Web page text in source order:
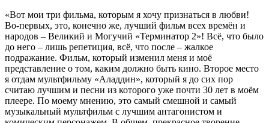
«Вот мои три фильма, которым я хочу признаться в любви!
Во-первых, это, конечно же, лучший фильм всех времён и
народов – Великий и Могучий «Терминатор 2»! Всё, что было
до него – лишь репетиция, всё, что после – жалкое
подражание. Фильм, который изменил меня и моё
представление о том, каким должно быть кино. Второе место
я отдам мультфильму «Аладдин», который я до сих пор
считаю лучшим и песни из которого уже почти 30 лет в моём
плеере. По моему мнению, это самый смешной и самый
музыкальный мультфильм с лучшим антагонистом и